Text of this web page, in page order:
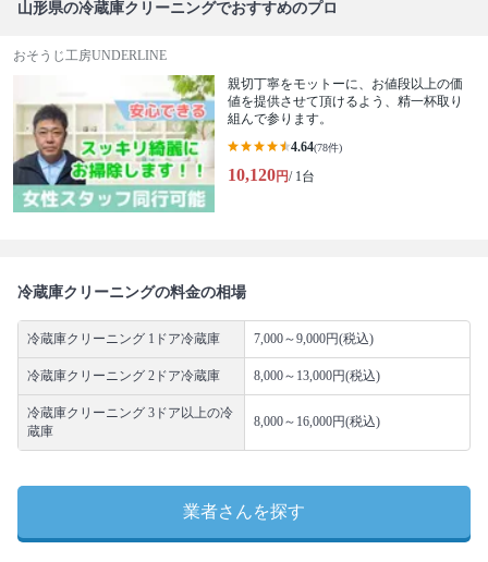
山形県の冷蔵庫クリーニングでおすすめのプロ
おそうじ工房UNDERLINE
親切丁寧をモットーに、お値段以上の価
値を提供させて頂けるよう、精一杯取り
組んで参ります。
4.64(78件)
10,120円/ 1台
冷蔵庫クリーニングの料金の相場
冷蔵庫クリーニング 1ドア冷蔵庫 7,000～9,000円(税込)
冷蔵庫クリーニング 2ドア冷蔵庫 8,000～13,000円(税込)
冷蔵庫クリーニング 3ドア以上の冷
蔵庫
8,000～16,000円(税込)
業者さんを探す